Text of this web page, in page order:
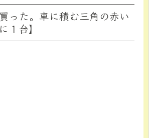
った。車に積む三角の赤い
１台】